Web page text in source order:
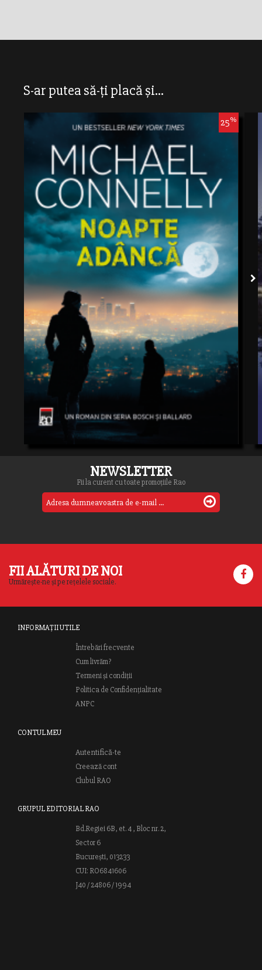
S-ar putea să-ți placă și...
25%
NEWSLETTER
Fii la curent cu toate promoțiile Rao
FII ALĂTURI DE NOI
Urmărește-ne și pe rețelele sociale.
INFORMAȚII UTILE
Întrebări frecvente
Cum livrăm?
Termeni și condiții
Politica de Confidențialitate
ANPC
CONTUL MEU
Autentifică-te
Creează cont
Clubul RAO
GRUPUL EDITORIAL RAO
Bd.Regiei 6B, et. 4 , Bloc nr. 2,
Sector 6
București, 013233
CUI: RO6841606
J40 / 24806 / 1994